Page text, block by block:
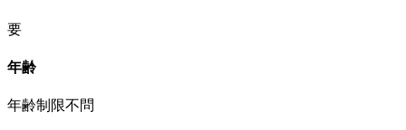
要
年齢
年齢制限不問